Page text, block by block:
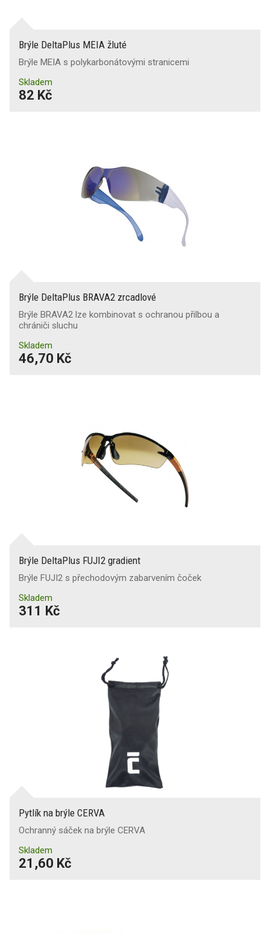
Brýle DeltaPlus MEIA žluté
Brýle MEIA s polykarbonátovými stranicemi
Skladem
82 Kč
Brýle DeltaPlus BRAVA2 zrcadlové
Brýle BRAVA2 lze kombinovat s ochranou přilbou a
chrániči sluchu
Skladem
46,70 Kč
Brýle DeltaPlus FUJI2 gradient
Brýle FUJI2 s přechodovým zabarvením čoček
Skladem
311 Kč
Pytlík na brýle CERVA
Ochranný sáček na brýle CERVA
Skladem
21,60 Kč